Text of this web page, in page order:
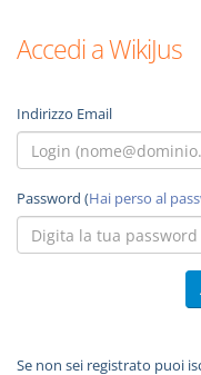
Accedi a WikiJus
Indirizzo Email
Password (Hai perso al
Se non sei registrato puoi